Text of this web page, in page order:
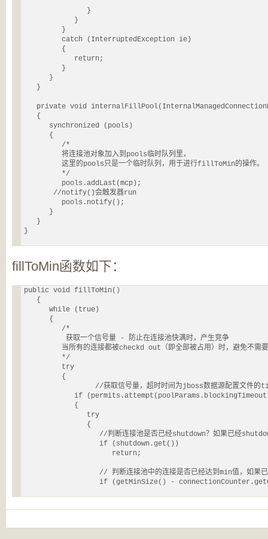
               }
            }
         }
         catch (InterruptedException ie)
         {
            return;
         }
      }
   }
private void
   {
      synchronized (pools)
      {
         pools.addLast(mcp);
       //notify()会触发器run
         pools.notify();
      }
   }
}
fillToMin函数如下：
public void fillToMin()
   {
      while (true)
      {
         /*
          获取一个信号量 - 防止在连接池快满时，产生竞争
当所有的连接都被checkd out（即全部被占用）时，避免不需
         */
         try
         {
if
            {
               try
               {
                  if (shutdown.get())
                     return;
// 判断连接池中的连接是否已经达到min值，如果已
if (getMinSize() -